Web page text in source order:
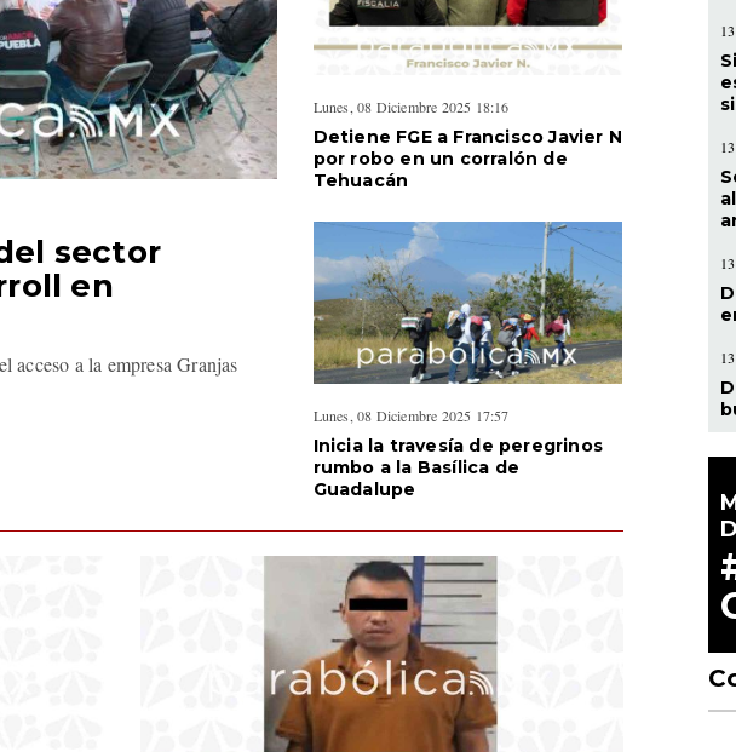
sector
en
acceso a la empresa Granjas
Lunes, 08 Diciembre 2025 18:16
Detiene FGE a Francisco Javier N
por robo en un corralón de
Tehuacán
Lunes, 08 Diciembre 2025 17:57
Inicia la travesía de peregrinos
rumbo a la Basílica de
Guadalupe